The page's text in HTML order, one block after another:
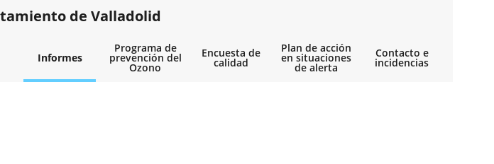
nueva.
de Valladolid
Informes
Programa de
prevención del
Ozono
Encuesta de
calidad
Plan de acción
en situaciones
de alerta
Contacto e
incidencias